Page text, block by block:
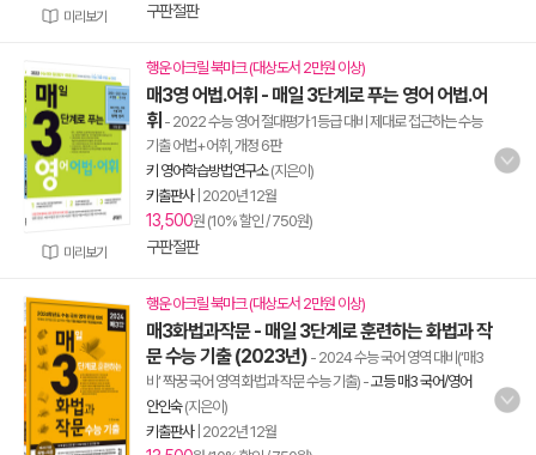
미리보기 구판절판
미리보기
행운 아크릴 북마크 (대상도서 2만원 이상)
매3영 어법.어휘 - 매일 3단계로 푸는 영어 어법.어
휘 - 2022 수능 영어 절대평가 1등급 대비 제대로 접근하는 수능
기출 어법+어휘, 개정 6판
키 영어학습방법연구소(지은이)
키출판사| 2020년 12월
13,500원 (10% 할인 / 750원)
구판절판
행운 아크릴 북마크 (대상도서 2만원 이상)
매3화법과작문 - 매일 3단계로 훈련하는 화법과 작
문 수능 기출 (2023년) - 2024 수능 국어 영역 대비(‘매3
비’ 짝꿍 국어 영역 화법과 작문 수능 기출) -고등 매3 국어/영어
안인숙(지은이)
키출판사| 2022년 12월